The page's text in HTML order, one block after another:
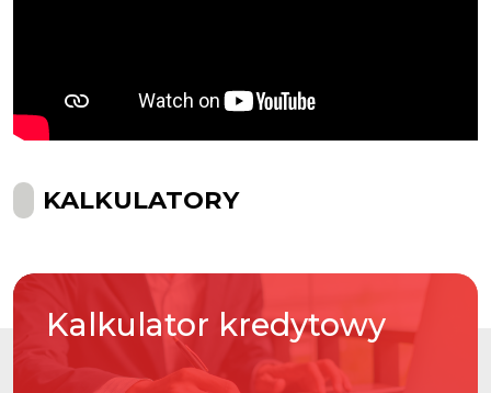
KALKULATORY
Kalkulator kredytowy